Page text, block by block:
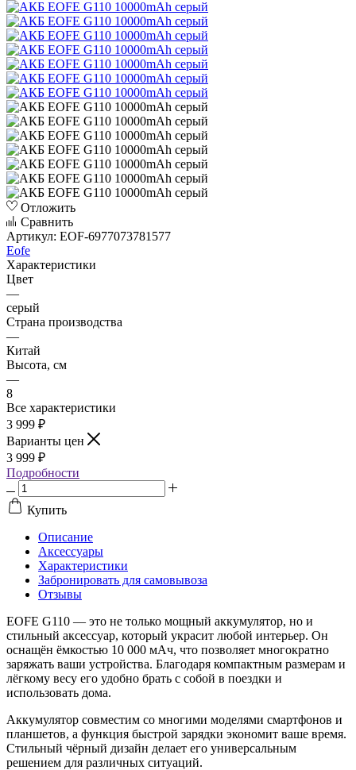
Отложить
Сравнить
Артикул: EOF-6977073781577
Eofe
Характеристики
Цвет
—
серый
Страна производства
—
Китай
Высота, см
—
8
Все характеристики
3 999 ₽
Варианты цен
3 999 ₽
Подробности
Купить
Описание
Аксессуары
Характеристики
Забронировать для самовывоза
Отзывы
EOFE G110 — это не только мощный аккумулятор, но и
стильный аксессуар, который украсит любой интерьер. Он
оснащён ёмкостью 10 000 мАч, что позволяет многократно
заряжать ваши устройства. Благодаря компактным размерам и
лёгкому весу его удобно брать с собой в поездки и
использовать дома.
Аккумулятор совместим со многими моделями смартфонов и
планшетов, а функция быстрой зарядки экономит ваше время.
Стильный чёрный дизайн делает его универсальным
решением для различных ситуаций.